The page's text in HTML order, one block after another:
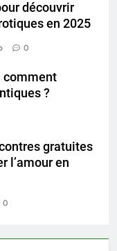
découvrir
en 2025
0
comment
?
gratuites
l’amour en
0